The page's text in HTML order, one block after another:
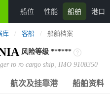
船位 性能 船舶 港口
库 / 客船 / 船舶档案
风险等级 ******
ro ro cargo ship, IMO 9108350
航次及挂靠港 船舶资料